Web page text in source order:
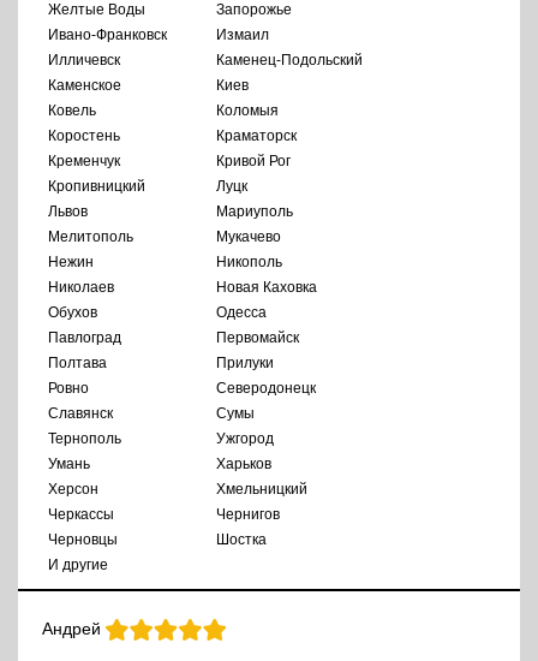
Желтые Воды
Запорожье
Ивано-Франковск
Измаил
Илличевск
Каменец-Подольский
Каменское
Киев
Ковель
Коломыя
Коростень
Краматорск
Кременчук
Кривой Рог
Кропивницкий
Луцк
Львов
Мариуполь
Мелитополь
Мукачево
Нежин
Никополь
Николаев
Новая Каховка
Обухов
Одесса
Павлоград
Первомайск
Полтава
Прилуки
Ровно
Северодонецк
Славянск
Сумы
Тернополь
Ужгород
Умань
Харьков
Херсон
Хмельницкий
Черкассы
Чернигов
Черновцы
Шостка
И другие
Андрей